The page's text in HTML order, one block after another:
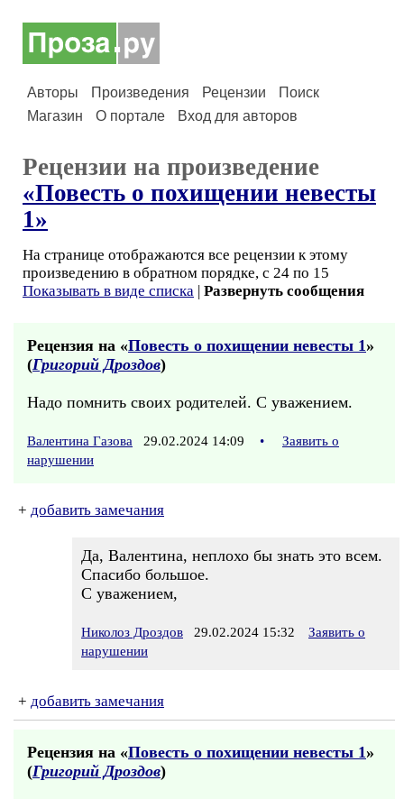
Авторы Произведения Рецензии
Поиск
Магазин
О портале Вход для авторов
Рецензии на произведение
«Повесть о похищении невесты
1»
На странице отображаются все рецензии к этому
произведению в обратном порядке, с 24 по 15
Показывать в виде списка | Развернуть сообщения
Рецензия на «Повесть о похищении невесты 1»
(Григорий Дроздов)
Надо помнить своих родителей. С уважением.
Валентина Газова 29.02.2024 14:09 •
Заявить о
нарушении
+ добавить замечания
Да, Валентина, неплохо бы знать это всем.
Спасибо большое.
С уважением,
Николоз Дроздов 29.02.2024 15:32
Заявить о
нарушении
+ добавить замечания
Рецензия на «Повесть о похищении невесты 1»
(Григорий Дроздов)